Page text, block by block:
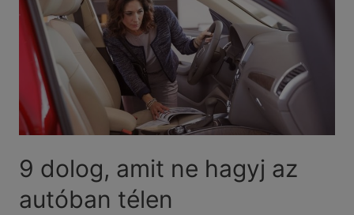
9 dolog, amit ne hagyj az
autóban télen